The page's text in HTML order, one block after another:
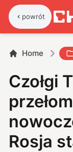
powrót
Home
Czołgi
Rosja